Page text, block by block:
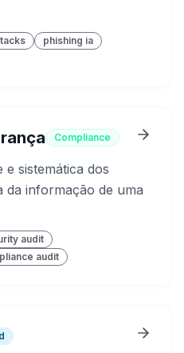
phishing ia
Compliance
e sistemática dos
da informação de uma
audit
audit